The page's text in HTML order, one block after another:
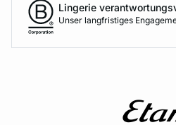
Lingerie
Unser langfristiges